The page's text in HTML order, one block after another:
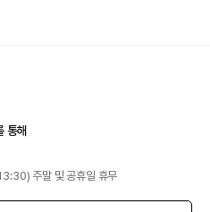
통해
주말 및 공휴일 휴무